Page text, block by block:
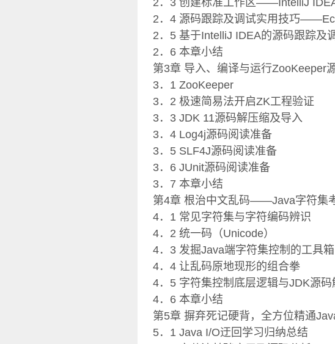
2．3 创建标准工作区――IntelliJ
2．4 源码跟踪及调试实用技巧
2．5 基于IntelliJ IDEA的源码跟踪及
2．6 本章小结
第3章 导入、编译与运行ZooKeeper
3．1 ZooKeeper
3．2 极速简易法开启ZK工程验证
3．3 JDK 11源码解压缩及导入
3．4 Log4j源码阅读准备
3．5 SLF4J源码阅读准备
3．6 JUnit源码阅读准备
3．7 本章小结
第4章 根治中文乱码――Java字符集
4．1 常见字符集与字符编码辨识
4．2 统一码（Unicode）
4．3 发掘Java端字符集控制的工具箱
4．4 让乱码原地现形的组合拳
4．5 字符集控制底层逻辑与JDK源码
4．6 本章小结
第5章 摒弃死记硬背，全方位精通
5．1 Java I/O迂回学习归纳总结